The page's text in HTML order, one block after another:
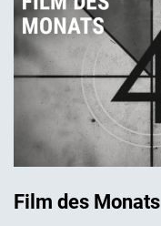
Film des Monats